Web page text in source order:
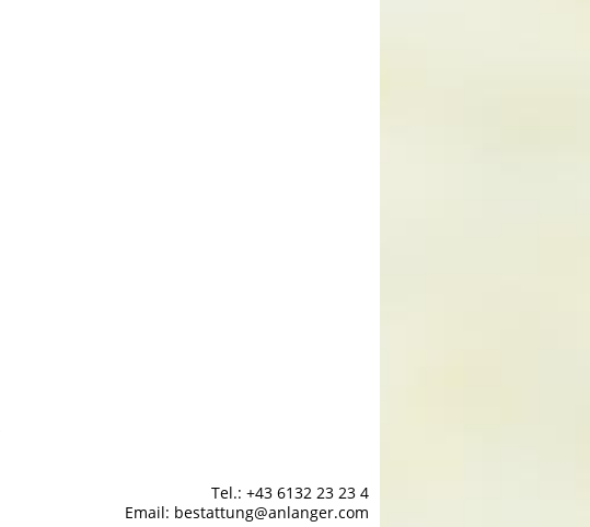
Tel.: +43 6132 23 23 4
Email: bestattung@anlanger.com